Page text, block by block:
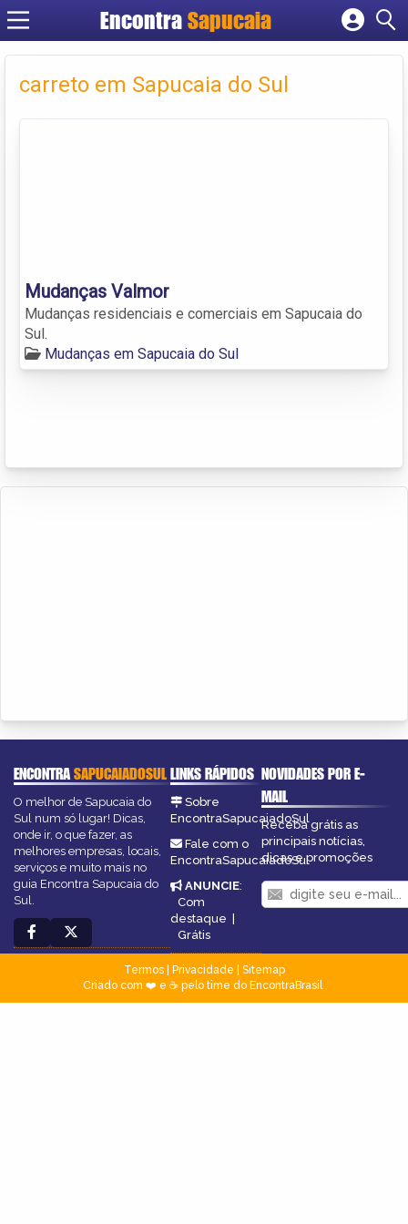
Encontra
Cadastrar empresa
Criar conta
carreto em Sapucaia do Sul
Mudanças Valmor
Mudanças residenciais e comerciais em Sapucaia do
Sul.
Mudanças em Sapucaia do Sul
ENCONTRASAPUCAIADOSUL
O melhor de Sapucaia do
Sul num só lugar! Dicas,
onde ir, o que fazer, as
melhores empresas, locais,
serviços e muito mais no
guia Encontra Sapucaia do
Sul.
LINKS RÁPIDOS
Sobre
EncontraSapucaiadoSul
Fale com o
EncontraSapucaiadoSul
ANUNCIE:
Com
destaque |
Grátis
NOVIDADES POR E-
MAIL
Receba grátis as
principais notícias,
dicas e promoções
Termos| Privacidade
Sitemap
Criado com ❤️ e ☕ pelo time do EncontraBrasil